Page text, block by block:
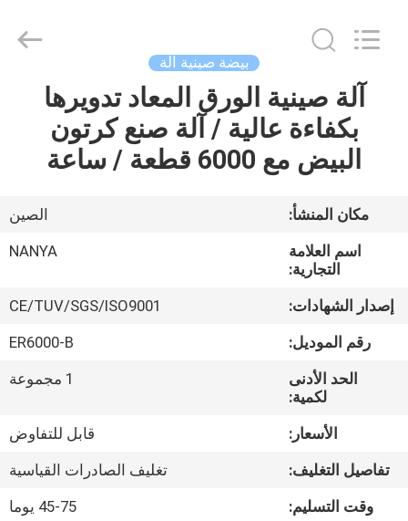
الصفحة
الرئيسية
أشرطة
عرض
الواقع
الافتراضي
معلومات
عنا
Equipment
بيضة صينية آلة
آلة صينية الورق المعاد تدويرها
بكفاءة عالية / آلة صنع كرتون
البيض مع 6000 قطعة / ساعة
مكان المنشأ:
الصين
اسم العلامة
التجارية:
NANYA
إصدار الشهادات:
CE/TUV/SGS/ISO9001
رقم الموديل:
ER6000-B
الحد الأدنى
لكمية:
1 مجموعة
الأسعار:
قابل للتفاوض
تفاصيل التغليف:
تغليف الصادرات القياسية
وقت التسليم:
45-75 يوما